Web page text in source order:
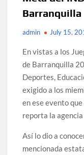
Barranquilla
admin July 15,
En vistas a los
de Barranquilla
Deportes,
exigido a los
en ese evento
reporta la agencia
Así lo dio a
mencionada